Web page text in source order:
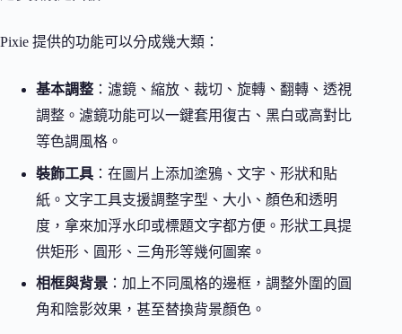
Pixie 提供的功能可以分成幾大類：
基本調整 ：濾鏡、縮放、裁切、旋轉、翻轉、透視
調整。濾鏡功能可以一鍵套用復古、黑白或高對比
等色調風格。
裝飾工具 ：在圖片上添加塗鴉、文字、形狀和貼
紙。文字工具支援調整字型、大小、顏色和透明
度，拿來加浮水印或標題文字都方便。形狀工具提
供矩形、圓形、三角形等幾何圖案。
相框與背景 ：加上不同風格的邊框，調整外圍的圓
角和陰影效果，甚至替換背景顏色。